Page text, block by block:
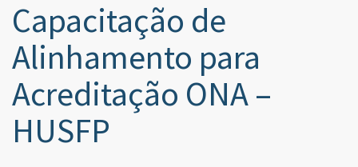
Capacitação de
Alinhamento para
Acreditação ONA –
HUSFP